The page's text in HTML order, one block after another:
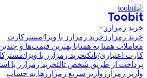
خرید رمزارز
خرید رمزارز خرید رمزارز با ویزا/مسترکارت
معاملات همتا به همتابا بهترین قیمت‌ها و
کارت اعتباری/بانکیخرید رمزارز با ویزا/
پرداخت از طریق شخص ثالثخرید رمزارز با
واریز رمزارز واریز سریع رمزارزها به حساب